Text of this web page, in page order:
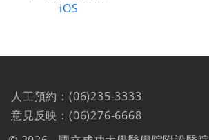
iOS
人工預約：(06)235-3333
意見反映：(06)276-6668